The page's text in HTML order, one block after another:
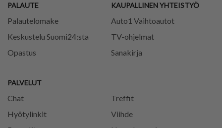
PALAUTE
Palautelomake
Keskustelu Suomi24:sta
Opastus
PALVELUT
Chat
Treffit
Hyötylinkit
Viihde
KAUPALLINEN YHTEISTYÖ
Auto1 Vaihtoautot
TV-ohjelmat
Sanakirja